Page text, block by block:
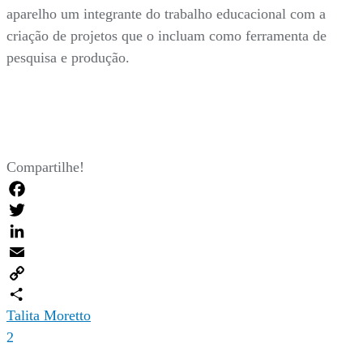
aparelho um integrante do trabalho educacional com a
criação de projetos que o incluam como ferramenta de
pesquisa e produção.
Compartilhe!
Facebook
Twitter
LinkedIn
Email
Copy
Link
Compartilhar
Talita Moretto
2